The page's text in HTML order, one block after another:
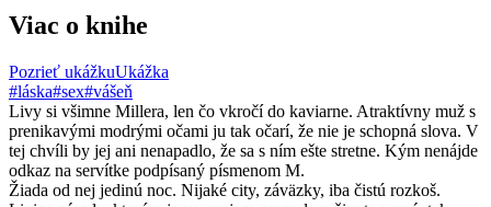
Viac o knihe
Pozrieť ukážkuUkážka
#láska#sex#vášeň
Livy si všimne Millera, len čo vkročí do kaviarne. Atraktívny muž s
prenikavými modrými očami ju tak očarí, že nie je schopná slova. V
tej chvíli by jej ani nenapadlo, že sa s ním ešte stretne. Kým nenájde
odkaz na servítke podpísaný písmenom M.
Žiada od nej jedinú noc. Nijaké city, záväzky, iba čistú rozkoš.